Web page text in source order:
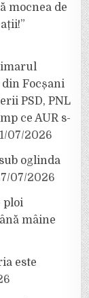
mocnea de
Focșani
PSD, PNL
ce AUR s-
07/2026
oglinda
07/2026
ploi
mâine
este